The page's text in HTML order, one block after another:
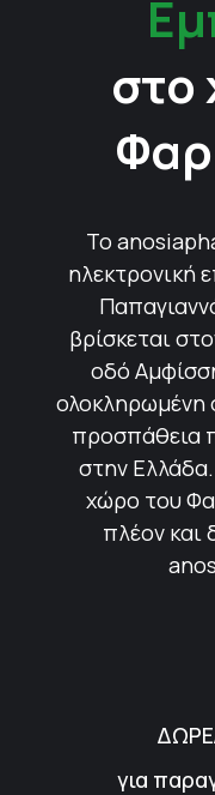
στο
Το
ηλεκτρονική
βρίσκεται
οδό
ολοκληρωμένη
προσπάθεια
στην
χώρο του
πλέον και
για